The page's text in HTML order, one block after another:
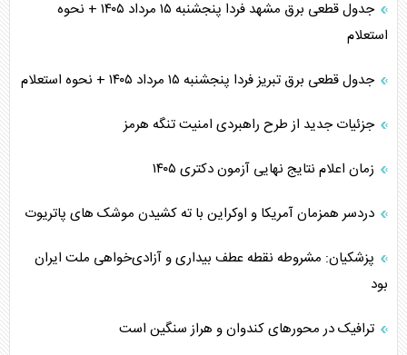
جدول قطعی برق مشهد فردا پنجشنبه ۱۵ مرداد ۱۴۰۵ + نحوه
استعلام
جدول قطعی برق تبریز فردا پنجشنبه ۱۵ مرداد ۱۴۰۵ + نحوه استعلام
جزئیات جدید از طرح راهبردی امنیت تنگه هرمز
زمان اعلام نتایج نهایی آزمون دکتری ۱۴۰۵
دردسر همزمان آمریکا و اوکراین با ته کشیدن موشک های پاتریوت
پزشکیان: مشروطه نقطه عطف بیداری و آزادی‌خواهی ملت ایران
بود
ترافیک در محورهای کندوان و هراز سنگین است